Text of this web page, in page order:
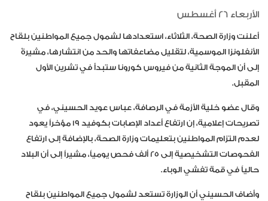
الأربعاء 26 أغسطس
أعلنت وزارة الصحة، الثلاثاء، استعدادها لشمول جميع المواطنين بلقاح
الأنفلونزا الموسمية، لتقليل مضاعفاتها والحد من انتشارها، مشيرةً
إلى أن الموجة الثانية من فيروس كورونا ستبدأ في تشرين الأول
المقبل.
وقال عضو خلية الأزمة في الرصافة، عباس عويد الحسيني، في
تصريحات إعلامية، إن ارتفاع أعداد الإصابات بكوفيد 19 مؤخراً يعود
لعدم التزام المواطنين بتعليمات وزارة الصحة، بالإضافة إلى ارتفاع
الفحوصات التشخيصية إلى 25 ألف فحص يومياً، مشيراً إلى أن البلاد
حالياً في قمة تفشي الوباء.
وأضاف الحسيني أن الوزارة تستعد لشمول جميع المواطنين بلقاح